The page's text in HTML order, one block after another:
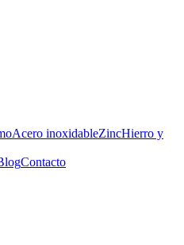
Acero inoxidableZincHierro y
Contacto